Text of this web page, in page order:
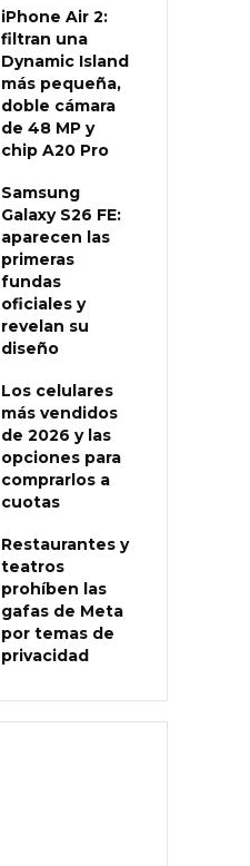
iPhone Air 2:
filtran una
Dynamic Island
más pequeña,
doble cámara
de 48 MP y
chip A20 Pro
Samsung
Galaxy S26 FE:
aparecen las
primeras
fundas
oficiales y
revelan su
diseño
Los celulares
más vendidos
de 2026 y las
opciones para
comprarlos a
cuotas
Restaurantes y
teatros
prohíben las
gafas de Meta
por temas de
privacidad